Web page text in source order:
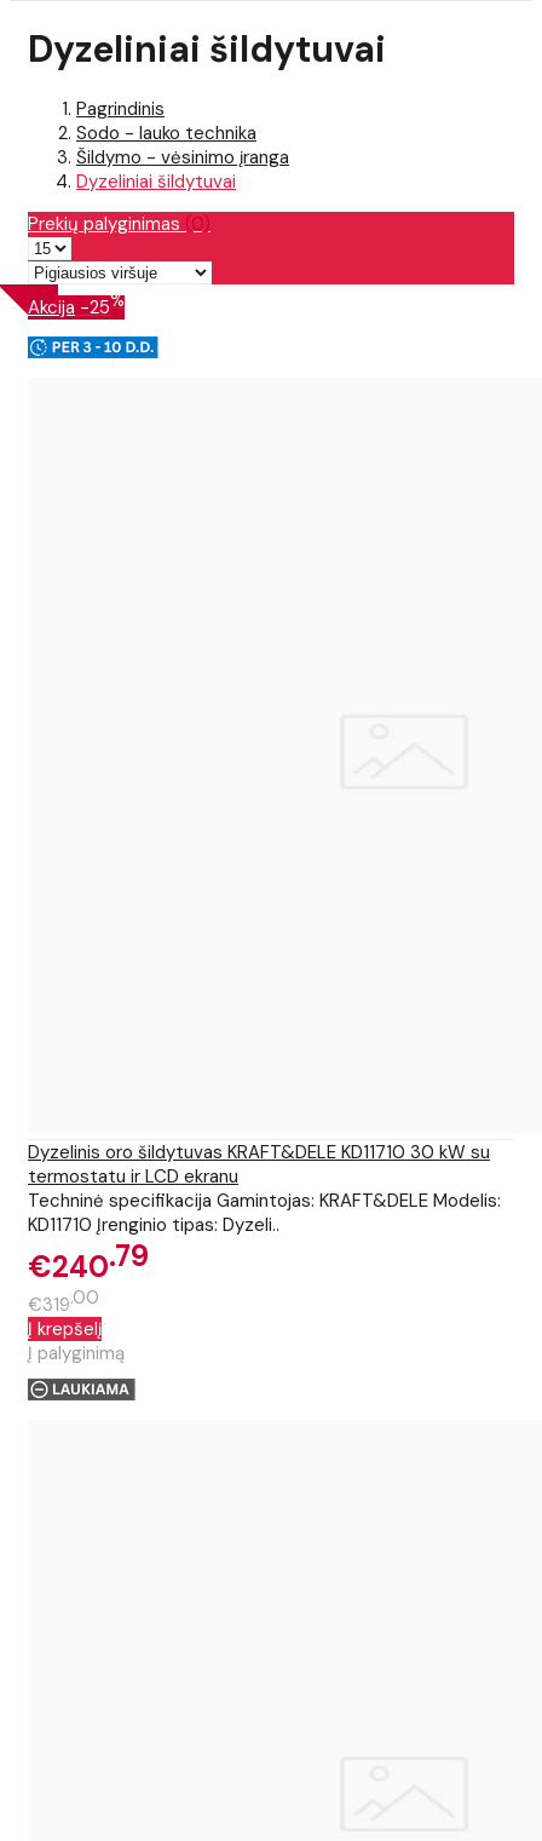
Dyzeliniai šildytuvai
Pagrindinis
Sodo - lauko technika
Šildymo - vėsinimo įranga
Dyzeliniai šildytuvai
Prekių palyginimas (0)
Akcija -25%
Dyzelinis oro šildytuvas KRAFT&DELE KD11710 30 kW su
termostatu ir LCD ekranu
Techninė specifikacija Gamintojas: KRAFT&DELE Modelis:
KD11710 Įrenginio tipas: Dyzeli..
€240 79
€319 00
Į krepšelį
Į palyginimą